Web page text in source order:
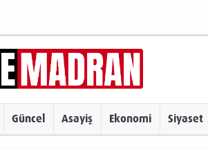
Güncel Asayiş Ekonomi Siyaset